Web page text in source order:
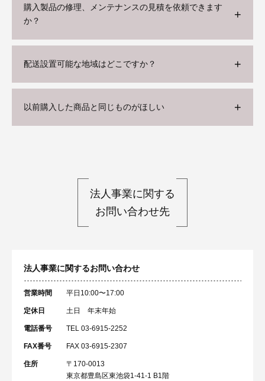
購入製品の修理、メンテナンスの見積を依頼できます
か？
配送設置可能な地域はどこですか？
以前購入した商品と同じものがほしい
法人事業に関する
お問い合わせ先
法人事業に関するお問い合わせ
営業時間 平日10:00〜17:00
定休日 土日 年末年始
電話番号 TEL 03-6915-2252
FAX番号 FAX 03-6915-2307
住所
〒170-0013
東京都豊島区東池袋1-41-1 B1階